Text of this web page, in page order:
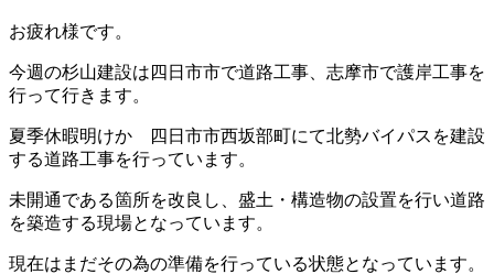
お疲れ様です。
今週の杉山建設は四日市市で道路工事、志摩市で護岸工事を
行って行きます。
夏季休暇明けか 四日市市西坂部町にて北勢バイパスを建設
する道路工事を行っています。
未開通である箇所を改良し、盛土・構造物の設置を行い道路
を築造する現場となっています。
現在はまだその為の準備を行っている状態となっています。